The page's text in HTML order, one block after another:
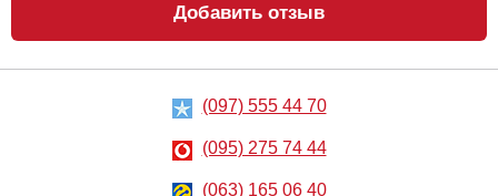
Аксессуар для
электростимуляции
мошонки
грн
Упряжка с
кляпом
2755
Добавить отзыв
(097) 555 44 70
(095) 275 74 44
(063) 165 06 40